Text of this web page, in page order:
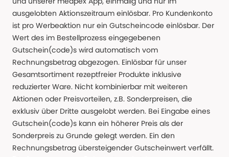
ausgelobten Aktionszeitraum einlösbar. Pro Kundenkonto
ist pro Werbeaktion nur ein Gutscheincode einlösbar. Der
Wert des im Bestellprozess eingegebenen
Gutschein(code)s wird automatisch vom
Rechnungsbetrag abgezogen. Einlösbar für unser
Gesamtsortiment rezeptfreier Produkte inklusive
reduzierter Ware. Nicht kombinierbar mit weiteren
Aktionen oder Preisvorteilen, z.B. Sonderpreisen, die
exklusiv über Dritte ausgelobt werden. Bei Eingabe eines
Gutschein(code)s kann ein höherer Preis als der
Sonderpreis zu Grunde gelegt werden. Ein den
Rechnungsbetrag übersteigender Gutscheinwert verfällt.